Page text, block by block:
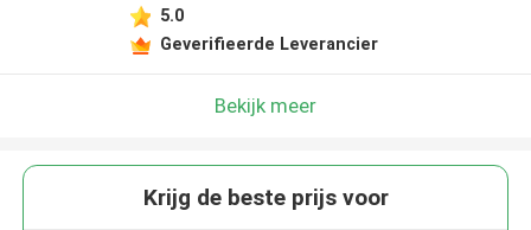
5.0
Geverifieerde Leverancier
Bekijk meer
Krijg de beste prijs voor